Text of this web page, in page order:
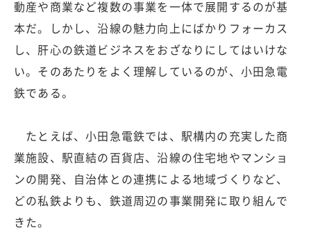
動産や商業など複数の事業を一体で展開するのが基
本だ。しかし、沿線の魅力向上にばかりフォーカス
し、肝心の鉄道ビジネスをおざなりにしてはいけな
い。そのあたりをよく理解しているのが、小田急電
鉄である。
たとえば、小田急電鉄では、駅構内の充実した商
業施設、駅直結の百貨店、沿線の住宅地やマンショ
ンの開発、自治体との連携による地域づくりなど、
どの私鉄よりも、鉄道周辺の事業開発に取り組んで
きた。